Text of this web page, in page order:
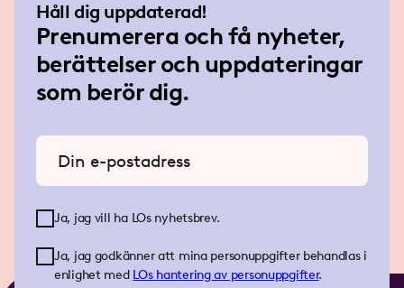
Håll dig uppdaterad!
Prenumerera och få nyheter,
berättelser och uppdateringar
som berör dig.
Ange din e-postadress
Ja, jag vill ha LOs nyhetsbrev.
Ja, jag godkänner att mina personuppgifter behandlas i
enlighet med LOs hantering av personuppgifter.